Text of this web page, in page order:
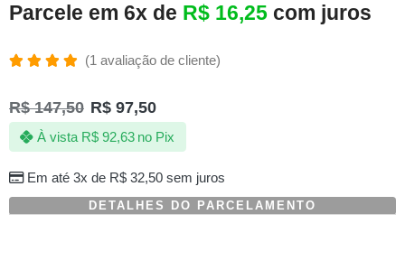
Parcele em 6x de R$ 16,25 com juros
5.00de 5,
com
baseado
em
de
cliente
(1 avaliação de cliente)
R$147,50 R$ 97,50
Em até 3x de R$32,50sem juros
À vista R$92,63 no Pix
DETALHES DO PARCELAMENTO